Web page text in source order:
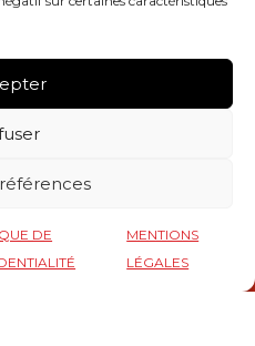
DE
MENTIONS
LÉGALES